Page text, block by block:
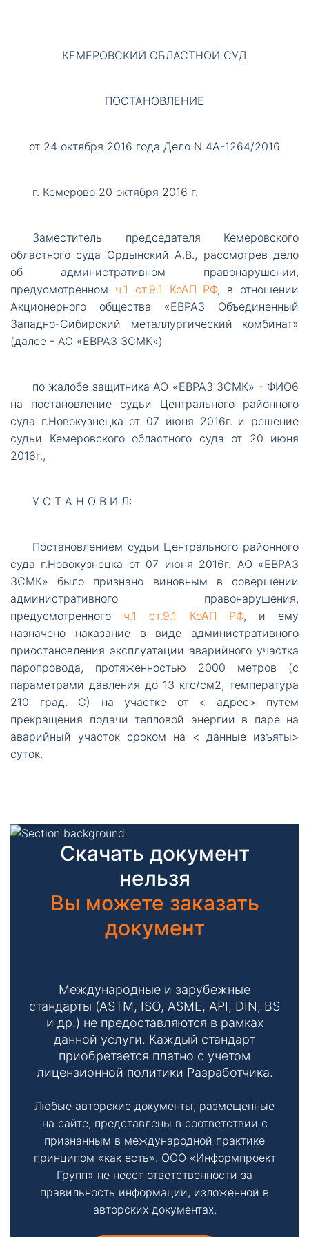
КЕМЕРОВСКИЙ ОБЛАСТНОЙ СУД
ПОСТАНОВЛЕНИЕ
от 24 октября 2016 года Дело N 4А-1264/2016
г. Кемерово 20 октября 2016 г.
Заместитель
председателя Кемеровского
областного суда Ордынский А.В., рассмотрев дело
об административном правонарушении,
предусмотренном ч.1 ст.9.1 КоАП РФ, в отношении
Акционерного общества «ЕВРАЗ Объединенный
Западно-Сибирский металлургический комбинат»
(далее - АО «ЕВРАЗ ЗСМК»)
по жалобе защитника АО «ЕВРАЗ ЗСМК» - ФИО6
на постановление судьи Центрального районного
суда г.Новокузнецка от 07 июня 2016г. и решение
судьи Кемеровского областного суда от 20 июня
2016г.,
У С Т А Н О В И Л:
Постановлением судьи Центрального районного
суда г.Новокузнецка от 07 июня 2016г. АО «ЕВРАЗ
ЗСМК» было признано виновным в совершении
административного правонарушения,
предусмотренного ч.1 ст.9.1 КоАП РФ, и ему
назначено наказание в виде административного
приостановления эксплуатации аварийного участка
паропровода, протяженностью 2000 метров (с
параметрами давления до 13 кгс/см2, температура
210 град. С) на участке от < адрес> путем
прекращения подачи тепловой энергии в паре на
аварийный участок сроком на < данные изъяты>
суток.
Скачать документ
нельзя
Вы можете заказать
документ
Международные и зарубежные
стандарты (ASTM, ISO, ASME, API, DIN, BS
и др.) не предоставляются в рамках
данной услуги. Каждый стандарт
приобретается платно с учетом
лицензионной политики Разработчика.
Любые авторские документы, размещенные
на сайте, представлены в соответствии с
признанным в международной практике
принципом «как есть». ООО «Информпроект
Групп» не несет ответственности за
правильность информации, изложенной в
авторских документах.
Необходимые
Они необходимы
веб-сайта.